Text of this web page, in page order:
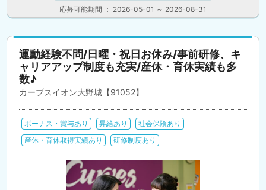
応募可能期間 ： 2026-05-01 ～ 2026-08-31
運動経験不問/日曜・祝日お休み/事前研修、キ
ャリアアップ制度も充実/産休・育休実績も多
数♪
カーブスイオン大野城【91052】
ボーナス・賞与あり 昇給あり
社会保険あり
産休・育休取得実績あり
研修制度あり